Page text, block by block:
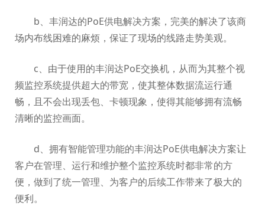
b、丰润达的PoE供电解决方案，完美的解决了该商
场内布线困难的麻烦，保证了现场的线路走势美观。
c、由于使用的丰润达PoE交换机，从而为其整个视
频监控系统提供超大的带宽，使其整体数据流运行通
畅，且不会出现丢包、卡顿现象，使得其能够拥有流畅
清晰的监控画面。
d、拥有智能管理功能的丰润达PoE供电解决方案让
客户在管理、运行和维护整个监控系统时都非常的方
便，做到了统一管理、为客户的后续工作带来了极大的
便利。